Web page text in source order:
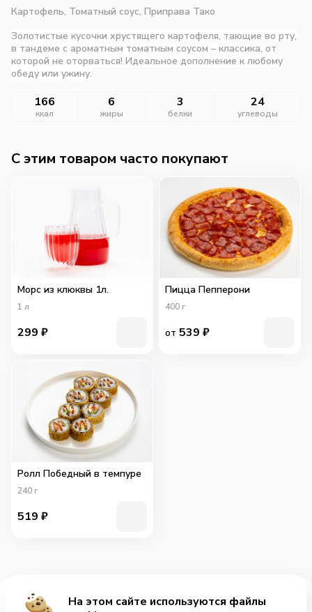
Картофель, Томатный соус, Приправа Тако
Золотистые кусочки хрустящего картофеля, тающие во рту,
в тандеме с ароматным томатным соусом – классика, от
которой не оторваться! Идеальное дополнение к любому
обеду или ужину.
166
ккал
6
жиры
3
белки
24
углеводы
Добавить за 269₽
C этим товаром часто покупают
Морс из клюквы 1л.
1 л
299 ₽
Пицца Пепперони
400 г
от 539 ₽
Ролл Победный в темпуре
240 г
519 ₽
На этом сайте используются файлы